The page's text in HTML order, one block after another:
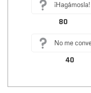
¡Hagámosla!
80
No me
40